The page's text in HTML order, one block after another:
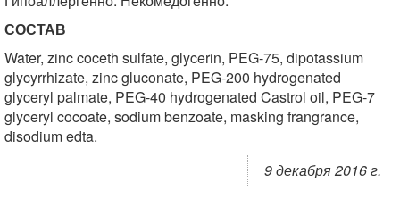
СОСТАВ
Water, zinc coceth sulfate, glycerin, PEG-75, dipotassium
glycyrrhizate, zinc gluconate, PEG-200 hydrogenated
glyceryl palmate, PEG-40 hydrogenated Castrol oil, PEG-7
glyceryl cocoate, sodium benzoate, masking frangrance,
disodium edta.
9 декабря 2016 г.